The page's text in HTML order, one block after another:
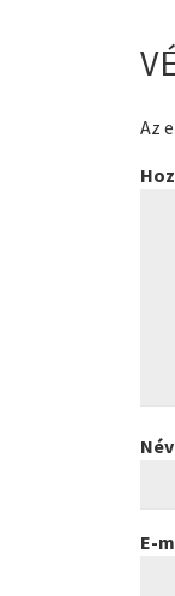
Az
Név
E-